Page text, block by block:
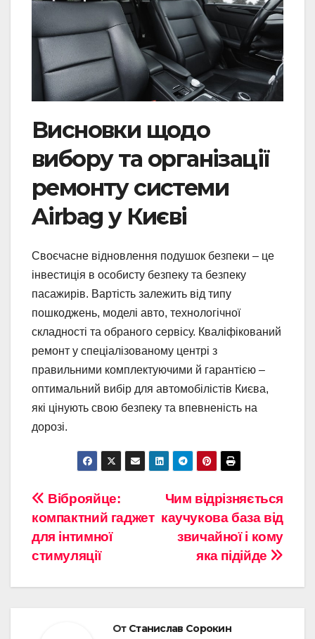
Висновки щодо
вибору та організації
ремонту системи
Airbag у Києві
Своєчасне відновлення подушок безпеки – це
інвестиція в особисту безпеку та безпеку
пасажирів. Вартість залежить від типу
пошкоджень, моделі авто, технологічної
складності та обраного сервісу. Кваліфікований
ремонт у спеціалізованому центрі з
правильними комплектуючими й гарантією –
оптимальний вибір для автомобілістів Києва,
які цінують свою безпеку та впевненість на
дорозі.
Навигация
по
записям
Чим відрізняється
каучукова база від
звичайної і кому
яка підійде
Віброяйце:
компактний гаджет
для інтимної
стимуляції
От Станислав Сорокин